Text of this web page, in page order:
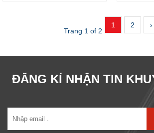
Trang 1 of 2
1 2 ›
ĐĂNG KÍ NHẬN TIN